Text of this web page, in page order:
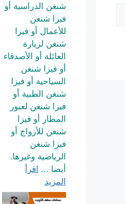
شنغن الدراسية أو
فيزا شنغن
للأعمال أو فيزا
شنغن لزيارة
العائلة أو الأصدقاء
أو فيزا شنغن
السياحية أو فيزا
شنغن الطبية أو
فيزا شنغن لعبور
المطار أو فيزا
شنغن للأزواج أو
فيزا شنغن
الرياضية وغيرها.
أيضا ... اقرأ
المزيد